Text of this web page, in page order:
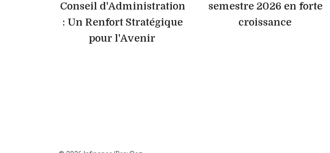
Conseil d'Administration
: Un Renfort Stratégique
pour l'Avenir
semestre 2026 en forte
croissance